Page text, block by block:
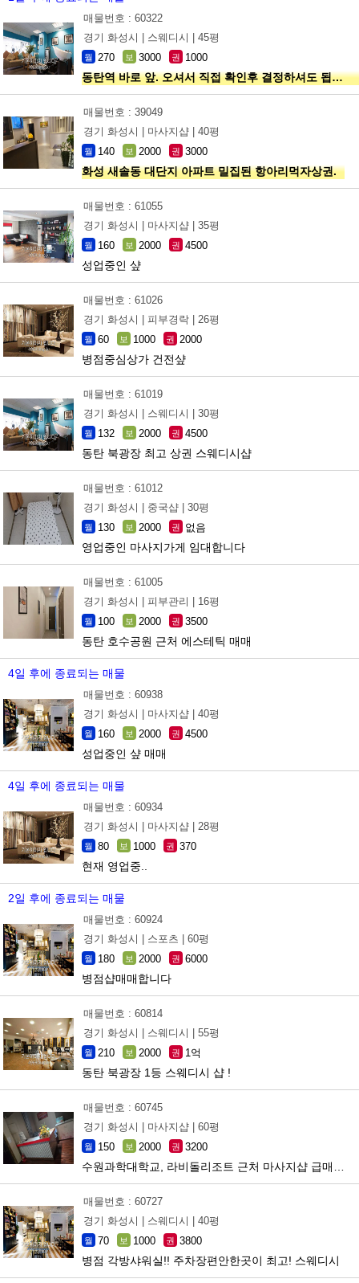
매물번호 : 60322
경기 화성시 |
스웨디시 | 45평
월 270 보 3000 권 1000
동탄역 바로 앞. 오셔서 직접 확인후 결정하셔도 됩니다!
매물번호 : 39049
경기 화성시 |
마사지샵 | 40평
월 140 보 2000 권 3000
화성 새솔동 대단지 아파트 밀집된 항아리먹자상권.
매물번호 : 61055
경기 화성시 |
마사지샵 | 35평
월 160 보 2000 권 4500
성업중인 샾
매물번호 : 61026
경기 화성시 |
피부경락 | 26평
월 60 보 1000 권 2000
병점중심상가 건전샾
매물번호 : 61019
경기 화성시 |
스웨디시 | 30평
월 132 보 2000 권 4500
동탄 북광장 최고 상권 스웨디시샵
매물번호 : 61012
경기 화성시 |
중국샵 | 30평
월 130 보 2000 권 없음
영업중인 마사지가게 임대합니다
매물번호 : 61005
경기 화성시 |
피부관리 | 16평
월 100 보 2000 권 3500
동탄 호수공원 근처 에스테틱 매매
4일 후에 종료되는 매물
매물번호 : 60938
경기 화성시 |
마사지샵 | 40평
월 160 보 2000 권 4500
성업중인 샾 매매
4일 후에 종료되는 매물
매물번호 : 60934
경기 화성시 |
마사지샵 | 28평
월 80 보 1000 권 370
현재 영업중..
2일 후에 종료되는 매물
매물번호 : 60924
경기 화성시 |
스포츠 | 60평
월 180 보 2000 권 6000
병점샵매매합니다
매물번호 : 60814
경기 화성시 |
스웨디시 | 55평
월 210 보 2000 권 1억
동탄 북광장 1등 스웨디시 샵 !
매물번호 : 60745
경기 화성시 |
마사지샵 | 60평
월 150 보 2000 권 3200
매물번호 : 60727
경기 화성시 |
스웨디시 | 40평
월 70 보 1000 권 3800
병점 각방샤워실!! 주차장편안한곳이 최고! 스웨디시